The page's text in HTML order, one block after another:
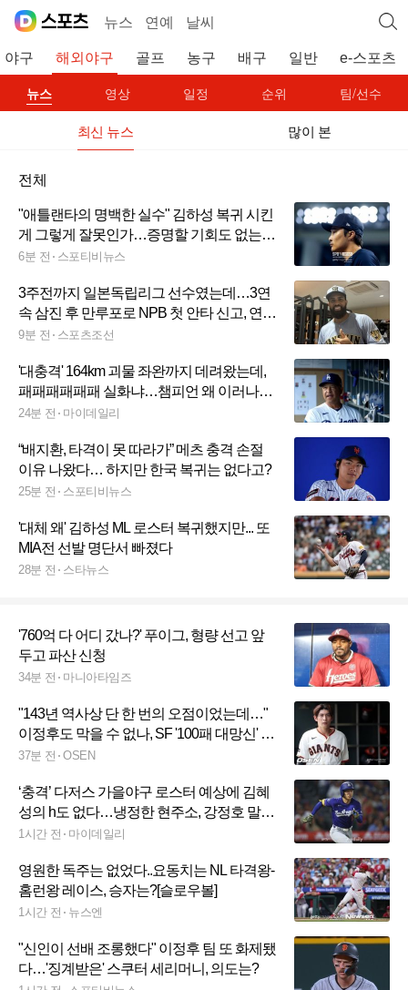
뉴스 연예 날씨
야구 해외야구 골프 농구 배구 일반 e-스포츠
뉴스 영상 일정 순위 팀/선수
최신 뉴스 많이 본
전체
"애틀랜타의 명백한 실수" 김하성 복귀 시킨
게 그렇게 잘못인가…증명할 기회도 없는
데, 쏟아지는 직격탄
6분 전 스포티비뉴스
3주전까지 일본독립리그 선수였는데…3연
속 삼진 후 만루포로 NPB 첫 안타 신고, 연봉
8500만원 외국인 타자 측정불가 괴력[민창
9분 전 스포츠조선
'대충격' 164km 괴물 좌완까지 데려왔는데,
패패패패패패 실화냐…챔피언 왜 이러나
"지는 건 정말 괴롭다, 다시 이겨야 한다"
24분 전 마이데일리
“배지환, 타격이 못 따라가” 메츠 충격 손절
이유 나왔다… 하지만 한국 복귀는 없다고?
25분 전 스포티비뉴스
'대체 왜' 김하성 ML 로스터 복귀했지만... 또
MIA전 선발 명단서 빠졌다
28분 전 스타뉴스
'760억 다 어디 갔나?' 푸이그, 형량 선고 앞
두고 파산 신청
34분 전 마니아타임즈
"143년 역사상 단 한 번의 오점이었는데…"
이정후도 막을 수 없나, SF '100패 대망신' 위
기감 고조
37분 전 OSEN
‘충격’ 다저스 가을야구 로스터 예상에 김혜
성의 h도 없다…냉정한 현주소, 강정호 말
맞다, 트레이드 요구만이 살길
1시간 전 마이데일리
영원한 독주는 없었다..요동치는 NL 타격왕-
홈런왕 레이스, 승자는?[슬로우볼]
1시간 전 뉴스엔
"신인이 선배 조롱했다" 이정후 팀 또 화제됐
다…'징계받은' 스쿠터 세리머니, 의도는?